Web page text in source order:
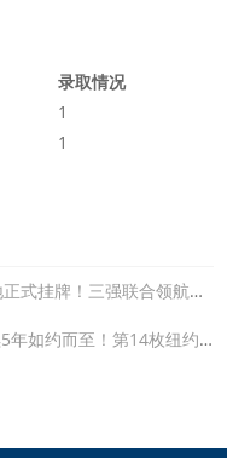
录取情况
1
1
！三强联合领航岛城国际教育
至！第14枚纽约大学offer到啦！